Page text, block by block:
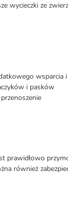
wycieczki ze
wsparcia
i pasków
prawidłowo
również